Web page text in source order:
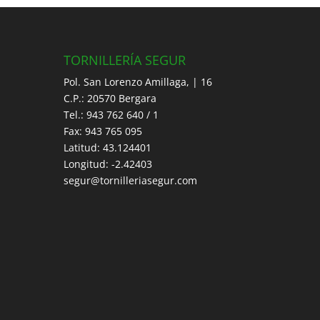
TORNILLERÍA SEGUR
Pol. San Lorenzo Amillaga, | 16
C.P.: 20570 Bergara
Tel.: 943 762 640 / 1
Fax: 943 765 095
Latitud: 43.124401
Longitud: -2.42403
segur@tornilleriasegur.com